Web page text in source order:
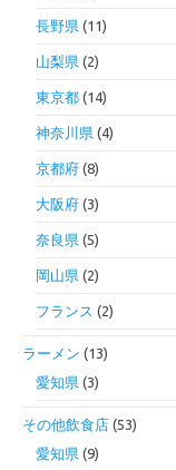
長野県 (11)
山梨県 (2)
東京都 (14)
神奈川県 (4)
京都府 (8)
大阪府 (3)
奈良県 (5)
岡山県 (2)
フランス (2)
ラーメン (13)
愛知県 (3)
その他飲食店 (53)
愛知県 (9)